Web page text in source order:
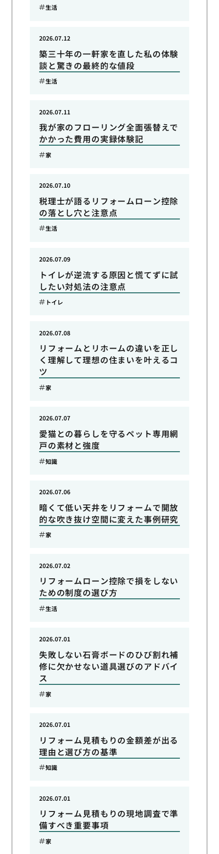
生活
築三十年の一軒家を直した私の体験
談と驚きの最終的な値段
2026.07.12
生活
我が家のフローリング全面張替えで
かかった費用の実録体験記
2026.07.11
家
税理士が語るリフォームローン控除
の落とし穴と注意点
2026.07.10
生活
トイレが逆流する原因と慌てずに試
したい対処法の注意点
2026.07.09
トイレ
リフォームとリホームの違いを正し
く理解して理想の住まいを叶えるコ
ツ
2026.07.08
家
愛猫との暮らしを守るペット専用網
戸の素材と強度
2026.07.07
知識
暗くて低い天井をリフォームで開放
的な吹き抜け空間に変えた事例研究
2026.07.06
家
リフォームローン控除で損をしない
ための制度の選び方
2026.07.02
生活
失敗しない石膏ボードのひび割れ補
修に欠かせない道具選びのアドバイ
ス
2026.07.01
家
リフォーム見積もりの金額差が出る
理由と選び方の基準
2026.07.01
知識
リフォーム見積もりの現地調査で準
備すべき重要事項
2026.07.01
家